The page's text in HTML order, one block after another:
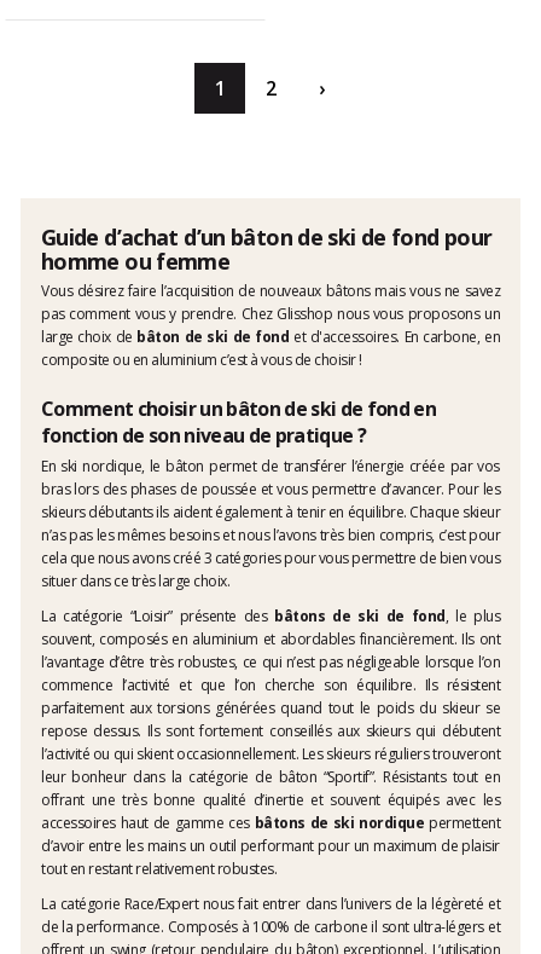
1 2 ›
Guide d’achat d’un bâton de ski de fond pour
homme ou femme
Vous désirez faire l’acquisition de nouveaux bâtons mais vous ne savez
pas comment vous y prendre. Chez Glisshop nous vous proposons un
large choix de bâton de ski de fond et d'accessoires. En carbone, en
composite ou en aluminium c’est à vous de choisir !
Comment choisir un bâton de ski de fond en
fonction de son niveau de pratique ?
En ski nordique, le bâton permet de transférer l’énergie créée par vos
bras lors des phases de poussée et vous permettre d’avancer. Pour les
skieurs débutants ils aident également à tenir en équilibre. Chaque skieur
n’as pas les mêmes besoins et nous l’avons très bien compris, c’est pour
cela que nous avons créé 3 catégories pour vous permettre de bien vous
situer dans ce très large choix.
La catégorie “Loisir” présente des bâtons de ski de fond, le plus
souvent, composés en aluminium et abordables financièrement. Ils ont
l’avantage d’être très robustes, ce qui n’est pas négligeable lorsque l’on
commence l’activité et que l’on cherche son équilibre. Ils résistent
parfaitement aux torsions générées quand tout le poids du skieur se
repose dessus. Ils sont fortement conseillés aux skieurs qui débutent
l’activité ou qui skient occasionnellement. Les skieurs réguliers trouveront
leur bonheur dans la catégorie de bâton “Sportif”. Résistants tout en
offrant une très bonne qualité d’inertie et souvent équipés avec les
accessoires haut de gamme ces bâtons de ski nordique permettent
d’avoir entre les mains un outil performant pour un maximum de plaisir
tout en restant relativement robustes.
La catégorie Race/Expert nous fait entrer dans l’univers de la légèreté et
de la performance. Composés à 100% de carbone il sont ultra-légers et